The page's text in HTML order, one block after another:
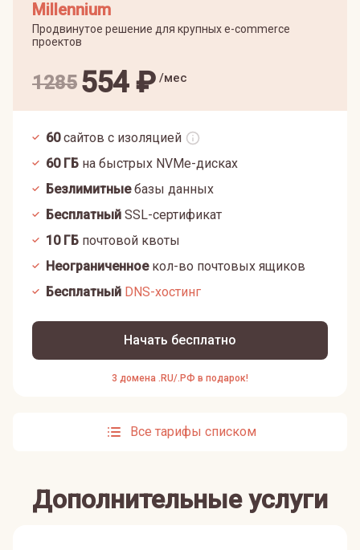
Millennium
Продвинутое решение для крупных e-commerce
проектов
1285 554₽ /мес
60 сайтов с изоляцией
60ГБ на быстрых NVMe-дисках
Безлимитныебазы данных
Бесплатный SSL-сертификат
10ГБ почтовой квоты
Неограниченноекол-во почтовых ящиков
Бесплатный DNS-хостинг
Начать бесплатно
3 домена .RU/.РФ в подарок!
Все тарифы списком
Дополнительные услуги